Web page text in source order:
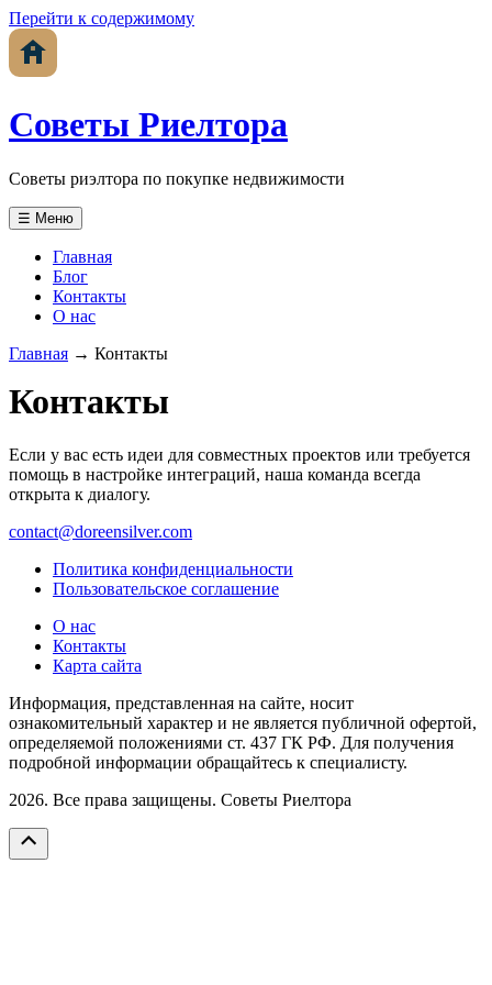
Перейти к содержимому
Советы Риелтора
Советы риэлтора по покупке недвижимости
☰ Меню
Главная
Блог
Контакты
О нас
Главная → Контакты
Контакты
Если у вас есть идеи для совместных проектов или требуется
помощь в настройке интеграций, наша команда всегда
открыта к диалогу.
contact@doreensilver.com
Политика конфиденциальности
Пользовательское соглашение
О нас
Контакты
Карта сайта
Информация, представленная на сайте, носит
ознакомительный характер и не является публичной офертой,
определяемой положениями ст. 437 ГК РФ. Для получения
подробной информации обращайтесь к специалисту.
2026. Все права защищены. Советы Риелтора